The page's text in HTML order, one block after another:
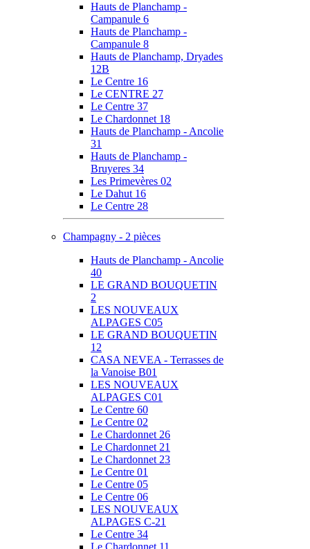
Hauts de Planchamp -
Campanule 6
Hauts de Planchamp -
Campanule 8
Hauts de Planchamp, Dryades
12B
Le Centre 16
Le CENTRE 27
Le Centre 37
Le Chardonnet 18
Hauts de Planchamp - Ancolie
31
Hauts de Planchamp -
Bruyeres 34
Les Primevères 02
Le Dahut 16
Le Centre 28
Champagny - 2 pièces
Hauts de Planchamp - Ancolie
40
LE GRAND BOUQUETIN
2
LES NOUVEAUX
ALPAGES C05
LE GRAND BOUQUETIN
12
CASA NEVEA - Terrasses de
la Vanoise B01
LES NOUVEAUX
ALPAGES C01
Le Centre 60
Le Centre 02
Le Chardonnet 26
Le Chardonnet 21
Le Chardonnet 23
Le Centre 01
Le Centre 05
Le Centre 06
LES NOUVEAUX
ALPAGES C-21
Le Centre 34
Le Chardonnet 11